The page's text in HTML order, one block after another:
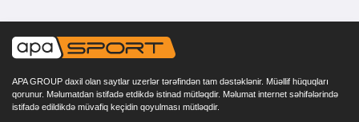
APA GROUP daxil olan saytlar uzerlər tərəfindən tam dəstəklənir. Müəllif hüquqları
qorunur. Məlumatdan istifadə etdikdə istinad mütləqdir. Məlumat internet səhifələrində
istifadə edildikdə müvafiq keçidin qoyulması mütləqdir.